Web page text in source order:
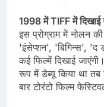
1998 में TIFF में दिखाई
इस प्रोग्राम में नोलन
'इंसेप्शन', 'बिगिन्स', 'द
कई फिल्में दिखाई
रूप में डेब्यू किया था तब
बार टोरंटो फिल्म